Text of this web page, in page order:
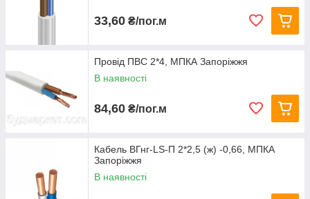
33,60 ₴/пог.м
Провід ПВС 2*4, МПКА Запоріжжя
В наявності
84,60 ₴/пог.м
Кабель ВГнг-LS-П 2*2,5 (ж) -0,66, МПКА
Запоріжжя
В наявності